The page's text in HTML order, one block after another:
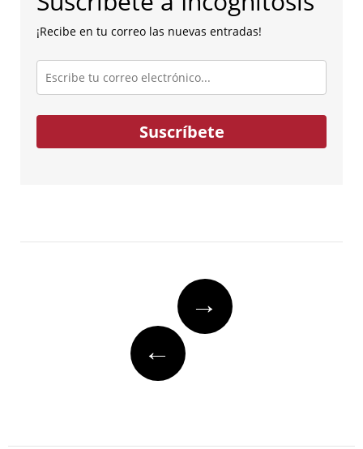
¡Recibe en tu correo las nuevas entradas!
Escribe
tu
correo
electrónico...
Suscríbete
→
←